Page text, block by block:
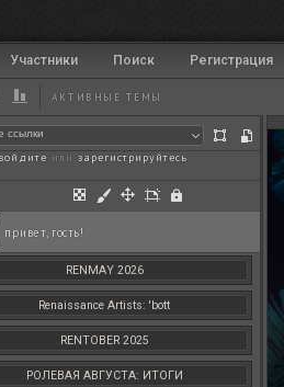
RENMAY 2026
Renaissance Artists: 'bott
RENTOBER 2025
РОЛЕВАЯ АВГУСТА: ИТОГИ
ссылки
Участники Поиск Регистрация
АКТИВНЫЕ ТЕМЫ
привет, гость!
войдите или зарегистрируйтесь